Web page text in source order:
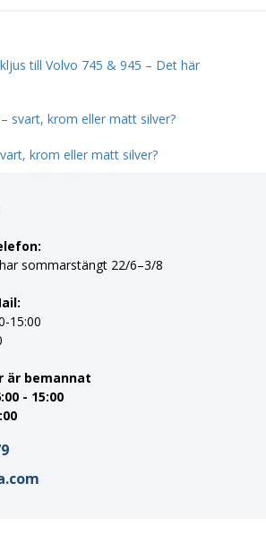
till Volvo 745 & 945 – Det här
svart, krom eller matt silver?
krom eller matt silver?
sommarstängt 22/6–3/8
15:00
är bemannat
- 15:00